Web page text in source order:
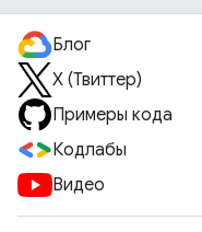
Блог
X (Твиттер)
Примеры кода
Кодлабы
Видео